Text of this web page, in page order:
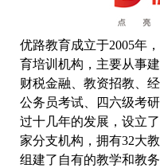
优路教育成立于2005年
育培训机构，主要从事
财税金融、教资招教、
公务员考试、四六级考研
过十几年的发展，设立
家分支机构，拥有32大
组建了自有的教学和教